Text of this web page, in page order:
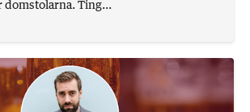
domstolarna. Ting...